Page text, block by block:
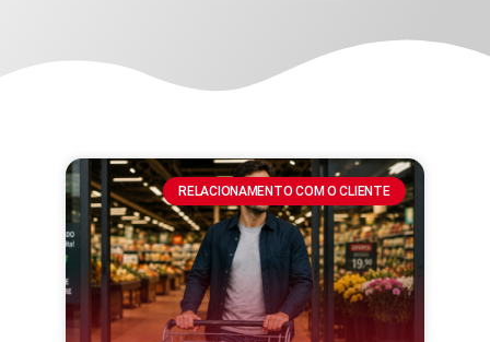
RELACIONAMENTO COM O CLIENTE